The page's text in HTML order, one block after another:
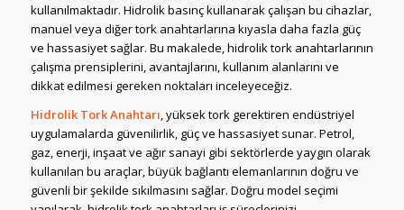
kullanılmaktadır. Hidrolik basınç kullanarak çalışan bu cihazlar,
manuel veya diğer tork anahtarlarına kıyasla daha fazla güç
ve hassasiyet sağlar. Bu makalede, hidrolik tork anahtarlarının
çalışma prensiplerini, avantajlarını, kullanım alanlarını ve
dikkat edilmesi gereken noktaları inceleyeceğiz.
Hidrolik Tork Anahtarı, yüksek tork gerektiren endüstriyel
uygulamalarda güvenilirlik, güç ve hassasiyet sunar. Petrol,
gaz, enerji, inşaat ve ağır sanayi gibi sektörlerde yaygın olarak
kullanılan bu araçlar, büyük bağlantı elemanlarının doğru ve
güvenli bir şekilde sıkılmasını sağlar. Doğru model seçimi